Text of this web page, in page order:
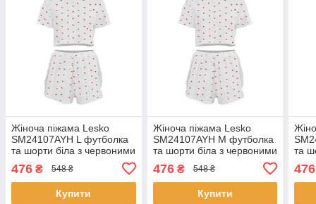
Жіноча піжама Lesko
SM24107AYH L футболка
та шорти біла з червоними
476 ₴ 548 ₴
Купити
Жіноча піжама Lesko
SM24107AYH M футболка
та шорти біла з червоними
476₴ 548 ₴
Купити
та
476